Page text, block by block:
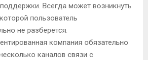
Всегда может возникнуть
пользователь
не разберется.
компания обязательно
каналов связи с